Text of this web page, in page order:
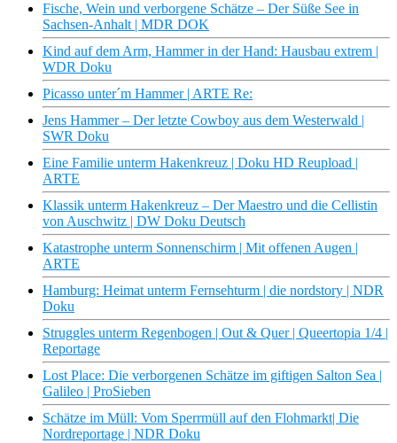
Fische, Wein und verborgene Schätze – Der Süße See in
Sachsen-Anhalt | MDR DOK
Kind auf dem Arm, Hammer in der Hand: Hausbau extrem |
WDR Doku
Picasso unter´m Hammer | ARTE Re:
Jens Hammer – Der letzte Cowboy aus dem Westerwald |
SWR Doku
Eine Familie unterm Hakenkreuz | Doku HD Reupload |
ARTE
Klassik unterm Hakenkreuz – Der Maestro und die Cellistin
von Auschwitz | DW Doku Deutsch
Katastrophe unterm Sonnenschirm | Mit offenen Augen |
ARTE
Hamburg: Heimat unterm Fernsehturm | die nordstory | NDR
Doku
Struggles unterm Regenbogen | Out & Quer | Queertopia 1/4 |
Reportage
Lost Place: Die verborgenen Schätze im giftigen Salton Sea |
Galileo | ProSieben
Schätze im Müll: Vom Sperrmüll auf den Flohmarkt| Die
Nordreportage | NDR Doku